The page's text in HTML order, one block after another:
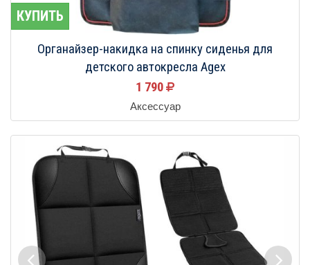
КУПИТЬ
Органайзер-накидка на спинку сиденья для
детского автокресла Agex
1 790
Аксессуар